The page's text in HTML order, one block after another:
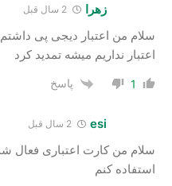
زهرا
سلام من اعتبار دیجی پی
اعتبار نداریم میشه تمدید کرد
1 پاسخ
esi
سلام من کارت اعتباری فعال
استفاده کنم